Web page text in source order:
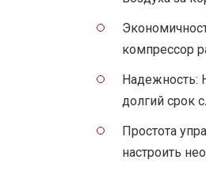
компрессор
Надежность:
долгий срок
Простота
настроить